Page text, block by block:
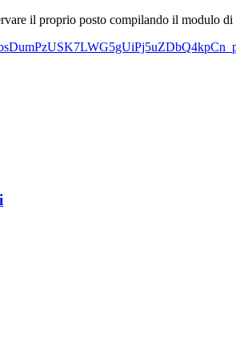
il proprio posto compilando il modulo di